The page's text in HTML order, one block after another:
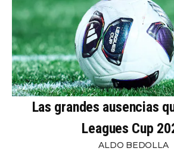
Las grandes ausencias
Leagues Cup
ALDO BEDOLLA